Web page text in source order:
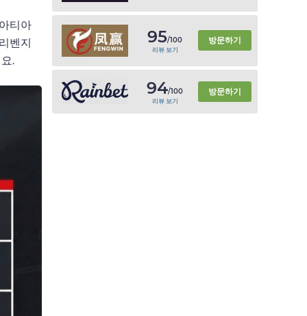
티아
벤지
.
95/100
리뷰 보기
방문하기
94/100
리뷰 보기
방문하기